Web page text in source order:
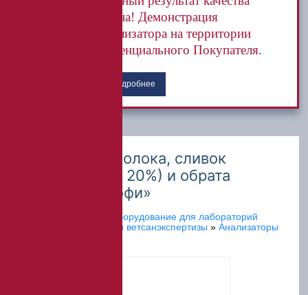
зерна! Демонстрация
анализатора на территории
потенциального Покупателя.
Подробнее
Анализатор молока, сливок
(жирность до 20%) и обрата
«Эксперт Профи»
Оборудование для лабораторий
пищевых производств и ветсанэкспертизы » Анализаторы